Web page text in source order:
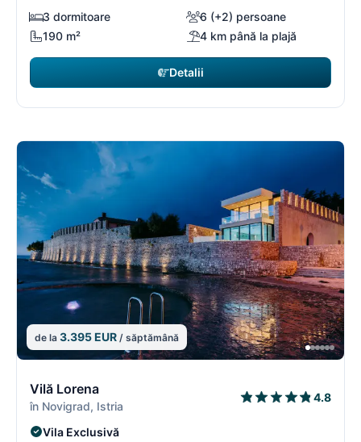
3 dormitoare
6 (+2) persoane
190 m²
4 km până la plajă
Detalii
de la 3.395 EUR / săptămână
Vilă Lorena
în Novigrad, Istria
4.8
Vila Exclusivă